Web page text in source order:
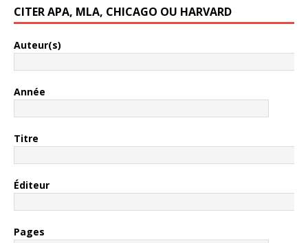
CITER APA, MLA, CHICAGO OU HARVARD
Auteur(s)
Année
Titre
Éditeur
Pages